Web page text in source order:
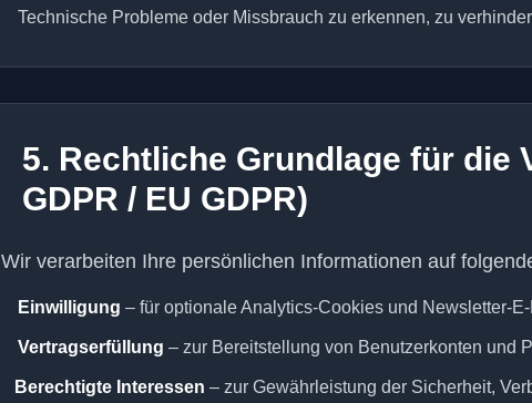
Technische Probleme oder Missbrauch zu erkennen, zu
5. Rechtliche Grundlage für die
GDPR / EU GDPR)
Wir verarbeiten Ihre persönlichen Informationen auf
Einwilligung – für optionale Analytics-Cookies und Newsletter-
Vertragserfüllung – zur Bereitstellung von Benutzerkonten und
Berechtigte Interessen – zur Gewährleistung der Sicherheit,